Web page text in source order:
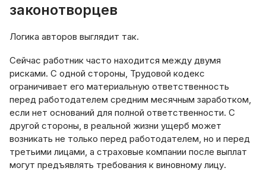
законотворцев
Логика авторов выглядит так.
Сейчас работник часто находится между двумя
рисками. С одной стороны, Трудовой кодекс
ограничивает его материальную ответственность
перед работодателем средним месячным заработком,
если нет оснований для полной ответственности. С
другой стороны, в реальной жизни ущерб может
возникать не только перед работодателем, но и перед
третьими лицами, а страховые компании после выплат
могут предъявлять требования к виновному лицу.